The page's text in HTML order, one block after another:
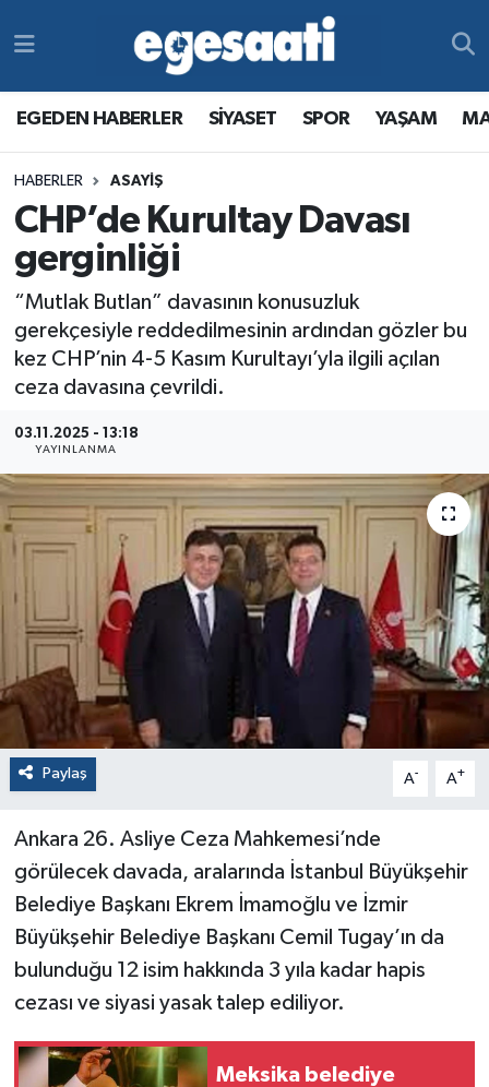
EGEDEN HABERLER SİYASET SPOR YAŞAM
HABERLER ASAYİŞ
CHP’de Kurultay Davası
gerginliği
“Mutlak Butlan” davasının konusuzluk
gerekçesiyle reddedilmesinin ardından gözler bu
kez CHP’nin 4-5 Kasım Kurultayı’yla ilgili açılan
ceza davasına çevrildi.
03.11.2025 - 13:18
YAYINLANMA
Paylaş A- A+
Ankara 26. Asliye Ceza Mahkemesi’nde
görülecek davada, aralarında İstanbul Büyükşehir
Belediye Başkanı Ekrem İmamoğlu ve İzmir
Büyükşehir Belediye Başkanı Cemil Tugay’ın da
bulunduğu 12 isim hakkında 3 yıla kadar hapis
cezası ve siyasi yasak talep ediliyor.
Meksika belediye
MAGAZİN
RESMİ REKLAMLAR
YAŞAM
MAGAZİN
RESMİ REKLAMLAR
Süper Lig Puan Durumu ve Fikstür
Tüm Manşetler
Son Dakika Haberleri
Haber Arşivi